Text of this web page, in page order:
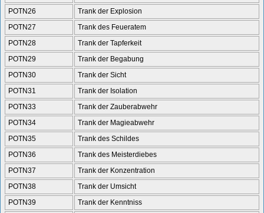
POTN26
Trank der Explosion
POTN27
Trank des Feueratem
POTN28
Trank der Tapferkeit
POTN29
Trank der Begabung
POTN30
Trank der Sicht
POTN31
Trank der Isolation
POTN33
Trank der Zauberabwehr
POTN34
Trank der Magieabwehr
POTN35
Trank des Schildes
POTN36
Trank des Meisterdiebes
POTN37
Trank der Konzentration
POTN38
Trank der Umsicht
POTN39
Trank der Kenntniss